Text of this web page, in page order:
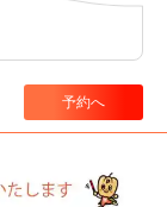
予約へ